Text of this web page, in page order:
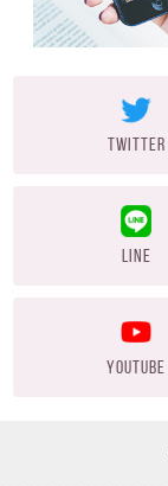
TWITTER
LINE
YOUTUBE